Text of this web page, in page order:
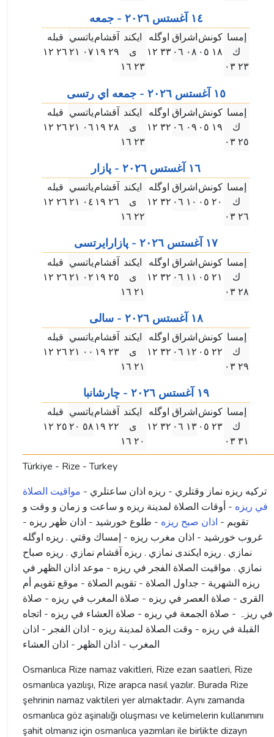
۱٤ آغستس ۲۰۲٦ - جمعه
إمسا
ك
۲۳ ۰۳
كونش
۱٨ ۰٥
اشراق
۰٨ ۰٦
اوگله
۳۳ ۱۲
ايكند
ى
۲۳ ۱٦
آقشام
۲٩ ۱٩
ياتسي
۰٧ ۲۱
قبله
۲٦ ۱۲
۱٥ آغستس ۲۰۲٦ - جمعه اي رتسى
إمسا
ك
۲٥ ۰۳
كونش
۱٩ ۰٥
اشراق
۰٩ ۰٦
اوگله
۳۲ ۱۲
ايكند
ى
۲۳ ۱٦
آقشام
۲٨ ۱٩
ياتسي
۰٦ ۲۱
قبله
۲٦ ۱۲
۱٦ آغستس ۲۰۲٦ - پازار
إمسا
ك
۲٦ ۰۳
كونش
۲۰ ۰٥
اشراق
۱۰ ۰٦
اوگله
۳۲ ۱۲
ايكند
ى
۲۲ ۱٦
آقشام
۲٦ ۱٩
ياتسي
۰٤ ۲۱
قبله
۲٦ ۱۲
۱٧ آغستس ۲۰۲٦ - پازارايرتسى
إمسا
ك
۲٨ ۰۳
كونش
۲۱ ۰٥
اشراق
۱۱ ۰٦
اوگله
۳۲ ۱۲
ايكند
ى
۲۱ ۱٦
آقشام
۲٥ ۱٩
ياتسي
۰۲ ۲۱
قبله
۲٦ ۱۲
۱٨ آغستس ۲۰۲٦ - سالى
إمسا
ك
۲٩ ۰۳
كونش
۲۲ ۰٥
اشراق
۱۲ ۰٦
اوگله
۳۲ ۱۲
ايكند
ى
۲۱ ۱٦
آقشام
۲۳ ۱٩
ياتسي
۰۰ ۲۱
قبله
۲٦ ۱۲
۱٩ آغستس ۲۰۲٦ - چارشانبا
إمسا
ك
۳۱ ۰۳
كونش
۲۳ ۰٥
اشراق
۱۳ ۰٦
اوگله
۳۲ ۱۲
ايكند
ى
۲۰ ۱٦
آقشام
۲۲ ۱٩
ياتسي
٥٨ ۲۰
قبله
۲٥ ۱۲
Türkiye - Rize - Turkey
ترکیه ريزه نماز وقتلري - ريزه اذان ساعتلري - مواقيت الصلاة
في ريزه - أوقات الصلاة لمدينة ريزه و ساعت و زمان و وقت و
تقویم - اذان صبح ریزه - طلوع خورشید - اذان ظهر ریزه -
غروب خورشید - اذان مغرب ریزه - إمساك وقتي . ريزه اوگله
نمازي . ريزه ايكندى نمازي . ريزه آقشام نمازي . ريزه صباح
نمازي . مواقيت الصلاة الفجر في ريزه - موعد اذان الظهر في
ريزه الشهرية - جداول الصلاة - تقويم الصلاة - موقع تقويم أم
القرى - صلاة العصر في ريزه - صلاة المغرب في ريزه - صلاة
في ریزہ - صلاة الجمعة في ريزه - صلاة العشاء في ريزه - اتجاه
القبلة في ريزه - وقت الصلاة لمدينة ريزه - اذان الفجر - اذان
المغرب - اذان الظهر - اذان العشاء
Osmanlıca Rize namaz vakitleri, Rize ezan saatleri, Rize
osmanlıca yazılışı, Rize arapca nasıl yazılır. Burada Rize
şehrinin namaz vaktileri yer almaktadır. Aynı zamanda
osmanlıca göz aşinalığı oluşması ve kelimelerin kullanımını
şahit olmanız için osmanlıca yazımları ile birlikte dizayn